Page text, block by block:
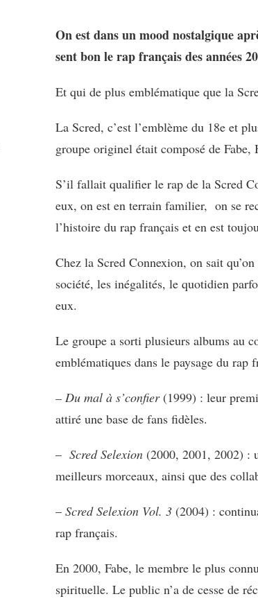
On est dans un mood nostalgique
sent bon le rap français des années
Et qui de plus emblématique que la
La Scred, c’est l’emblème du 18e et
groupe originel était composé de
S’il fallait qualifier le rap de la Scred
eux, on est en terrain familier, on se
l’histoire du rap français et en est
Chez la Scred Connexion, on sait
société, les inégalités, le quotidien
eux.
Le groupe a sorti plusieurs albums au
emblématiques dans le paysage du
– Du mal à s’confier(1999) : leur
attiré une base de fans fidèles.
– Scred Selexion (2000, 2001, 2002) :
meilleurs morceaux, ainsi que des
– Scred Selexion Vol. 3 (2004) :
rap français.
En 2000, Fabe, le membre le plus
spirituelle. Le public n’a de cesse de